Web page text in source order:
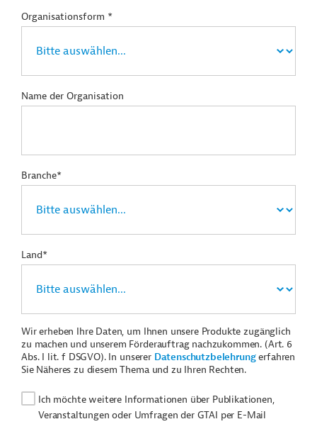
Organisationsform *
Name der Organisation
Branche*
Land*
Wir erheben Ihre Daten, um Ihnen unsere Produkte zugänglich
zu machen und unserem Förderauftrag nachzukommen. (Art. 6
Abs. I lit. f DSGVO). In unserer Datenschutzbelehrungerfahren
Sie Näheres zu diesem Thema und zu Ihren Rechten.
Ich möchte weitere Informationen über Publikationen,
Veranstaltungen oder Umfragen der GTAI per E-Mail